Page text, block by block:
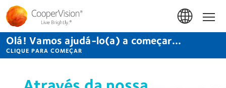
Passar
para
conteúdo
principal
Início
Olá! Vamos ajudá-lo(a) a começar...
CLIQUE PARA COMEÇAR